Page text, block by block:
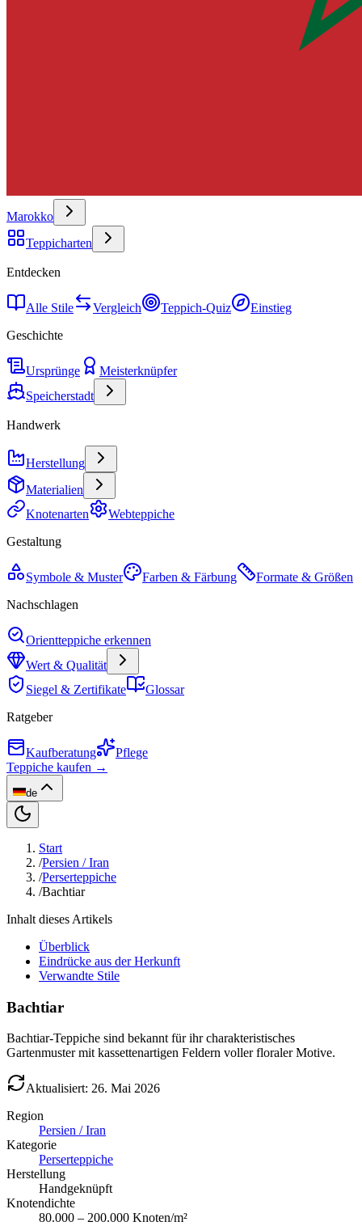
Marokko
Teppicharten
Entdecken
Alle Stile Vergleich Teppich-Quiz
Einstieg
Geschichte
Ursprünge
Meisterknüpfer
Speicherstadt
Handwerk
Herstellung
Materialien
Knotenarten
Webteppiche
Gestaltung
Symbole & Muster Farben & Färbung
Formate & Größen
Nachschlagen
Orientteppiche erkennen
Wert & Qualität
Siegel & Zertifikate
Glossar
Ratgeber
Kaufberatung
Pflege
Teppiche kaufen →
de
Start
/Persien / Iran
/Perserteppiche
/Bachtiar
Inhalt dieses Artikels
Überblick
Eindrücke aus der Herkunft
Verwandte Stile
Bachtiar
Bachtiar-Teppiche sind bekannt für ihr charakteristisches
Gartenmuster mit kassettenartigen Feldern voller floraler Motive.
Aktualisiert: 26. Mai 2026
Region
Persien / Iran
Kategorie
Perserteppiche
Herstellung
Handgeknüpft
Knotendichte
80.000 – 200.000 Knoten/m²